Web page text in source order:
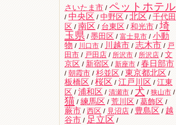
さいたま市 / ペットホテル
/ 中央区 / 中野区 / 北区 / 千代田
区 / 南区 / 台東区 / 和光市 / 埼
玉県 / 墨田区 / 富士見市 / 小動
物 / 川口市 / 川越市 / 志木市 / 戸
田市 / 戸田店 / 所沢市 / 所沢店 / 文
京区 / 新宿区 / 新座市 / 春日部市
/ 朝霞市 / 杉並区 / 東京都北区 /
板橋区 / 桜区 / 江戸川区 / 江東
区 / 浦和区 / 清瀬市 / 犬 / 狭山市 /
猫 / 練馬区 / 荒川区 / 葛飾区 /
蕨市 / 西区 / 見沼店 / 豊島区 / 越
谷市 / 足立区 /